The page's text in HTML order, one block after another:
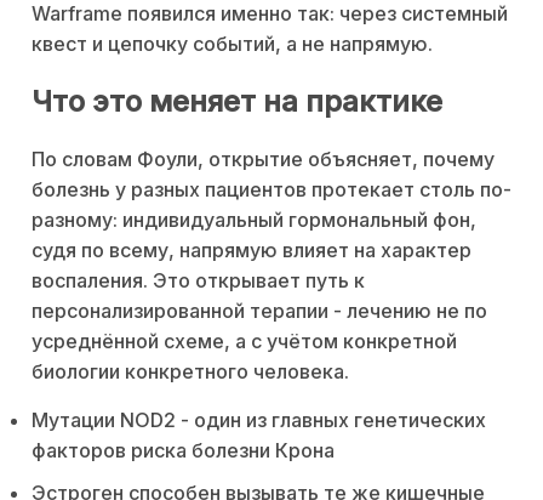
Warframe появился именно так: через системный
квест и цепочку событий, а не напрямую.
Что это меняет на практике
По словам Фоули, открытие объясняет, почему
болезнь у разных пациентов протекает столь по-
разному: индивидуальный гормональный фон,
судя по всему, напрямую влияет на характер
воспаления. Это открывает путь к
персонализированной терапии - лечению не по
усреднённой схеме, а с учётом конкретной
биологии конкретного человека.
Мутации NOD2 - один из главных генетических
факторов риска болезни Крона
Эстроген способен вызывать те же кишечные